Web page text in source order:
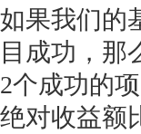
如果我们的
目成功，那
2个成功的
绝对收益额